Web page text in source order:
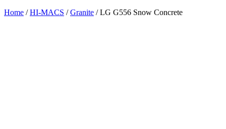
Home /HI-MACS /Granite / LG G556 Snow Concrete